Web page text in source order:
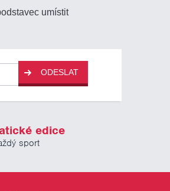
umístit
ODESLAT
edice
sport